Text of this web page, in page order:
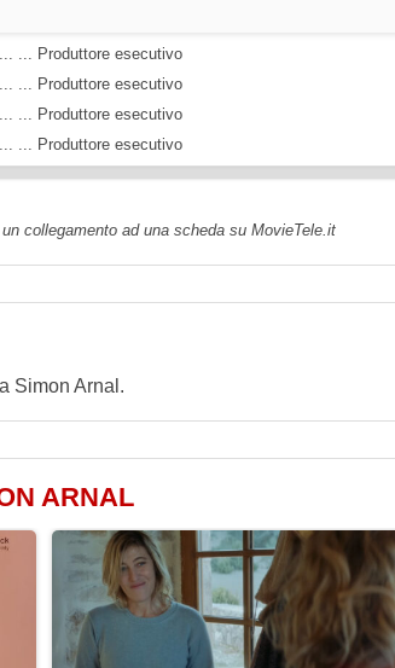
... ... Produttore esecutivo
... ... Produttore esecutivo
... ... Produttore esecutivo
... ... Produttore esecutivo
collegamento ad una scheda su MovieTele.it
Simon Arnal.
ARNAL